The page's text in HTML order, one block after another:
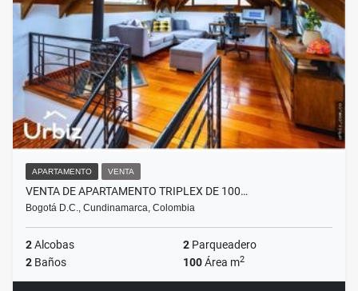
APARTAMENTO VENTA
VENTA DE APARTAMENTO TRIPLEX DE 100…
Bogotá D.C., Cundinamarca, Colombia
2Alcobas 2 Parqueadero
2 Baños 100Área m2